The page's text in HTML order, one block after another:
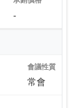
-
會議性質
常會